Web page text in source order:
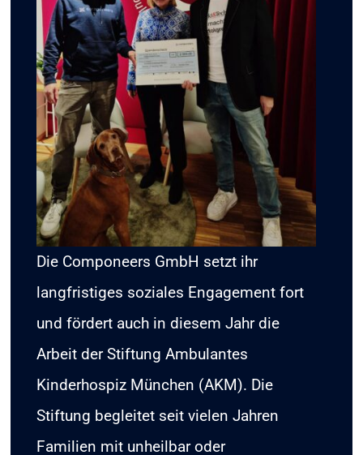
Die Componeers GmbH setzt ihr
langfristiges soziales Engagement fort
und fördert auch in diesem Jahr die
Arbeit der Stiftung Ambulantes
Kinderhospiz München (AKM). Die
Stiftung begleitet seit vielen Jahren
Familien mit unheilbar oder